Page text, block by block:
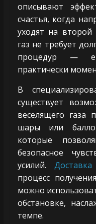
описывают
счастья, когда
уходят на второй
газ не требует
процедур —
практически
В
существует
веселящего
шары или
которые
безопасное
усилий.
процесс
можно
обстановке,
темпе.